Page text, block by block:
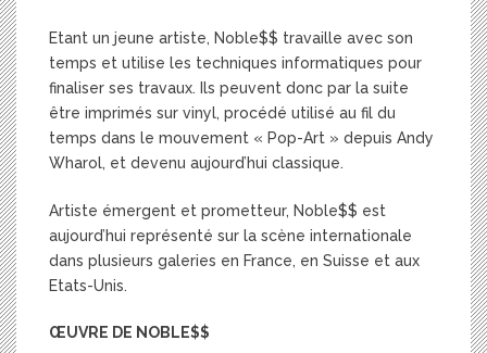
Etant un jeune artiste, Noble$$ travaille avec son
temps et utilise les techniques informatiques pour
finaliser ses travaux. Ils peuvent donc par la suite
être imprimés sur vinyl, procédé utilisé au fil du
temps dans le mouvement « Pop-Art » depuis Andy
Wharol, et devenu aujourd’hui classique.
Artiste émergent et prometteur, Noble$$ est
aujourd’hui représenté sur la scène internationale
dans plusieurs galeries en France, en Suisse et aux
Etats-Unis.
ŒUVRE DE NOBLE$$